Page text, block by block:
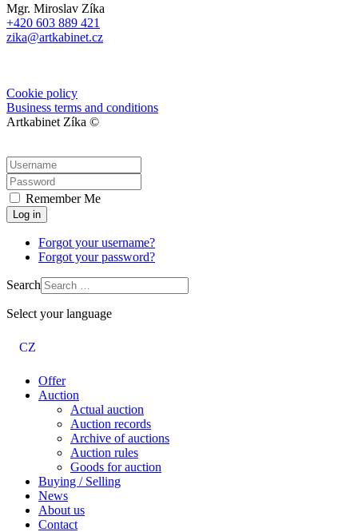
Mgr. Miroslav Zíka
+420 603 889 421
zika@artkabinet.cz
Cookie policy
Business terms and conditions
Artkabinet Zíka ©
Remember Me
Log in
Forgot your username?
Forgot your password?
Search
Select your language
CZ
Offer
Auction
Actual auction
Auction records
Archive of auctions
Auction rules
Goods for auction
Buying / Selling
News
About us
Contact